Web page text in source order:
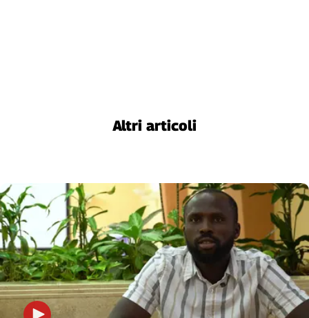
Valle
D'Aosta
Veneto
Archivio
Storico
1955-
2014
Altri articoli